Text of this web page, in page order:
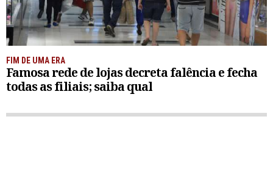
FIM DE UMA ERA
Famosa rede de lojas decreta falência e fecha
todas as filiais; saiba qual